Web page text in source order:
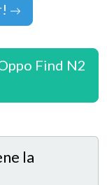
Find N2
la